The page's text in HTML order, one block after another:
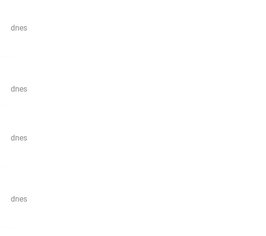
dnes
dnes
dnes
dnes